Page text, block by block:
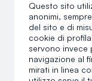
Questo sito
anonimi,
del sito e di
cookie di
servono invece
navigazione al
mirati in linea